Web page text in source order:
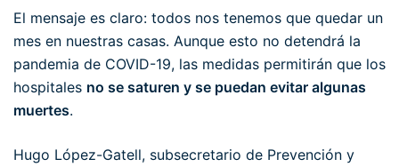
El mensaje es claro: todos nos tenemos que quedar un
mes en nuestras casas. Aunque esto no detendrá la
pandemia de COVID-19, las medidas permitirán que los
hospitales no se saturen y se puedan evitar algunas
muertes.
Hugo López-Gatell, subsecretario de Prevención y